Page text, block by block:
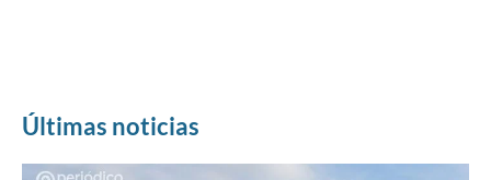
Últimas noticias